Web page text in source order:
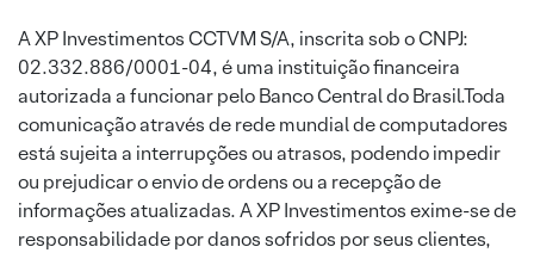
A XP Investimentos CCTVM S/A, inscrita sob o CNPJ:
02.332.886/0001-04, é uma instituição financeira
autorizada a funcionar pelo Banco Central do Brasil.Toda
comunicação através de rede mundial de computadores
está sujeita a interrupções ou atrasos, podendo impedir
ou prejudicar o envio de ordens ou a recepção de
informações atualizadas. A XP Investimentos exime-se de
responsabilidade por danos sofridos por seus clientes,